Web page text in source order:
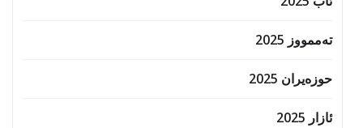
تەممووز 2025
حوزه‌یران 2025
ئازار 2025